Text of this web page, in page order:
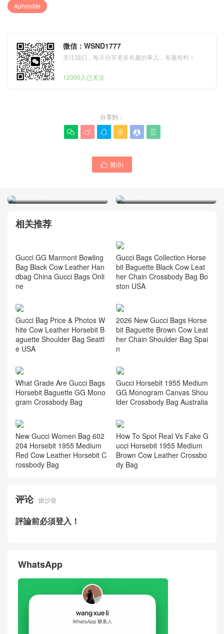
Aphrodite
微信：WSND1777
关注我们，每天分享更多有趣的事儿，有趣有料！
12000人已关注
分享到：
     
 贊(0)
GUCCI 白色Aphrodite系列
腋下包
相关推荐
Gucci GG Marmont Bowling
Bag Black Cow Leather Han
ne
Gucci Bags Collection Horse
bit Baguette Black Cow Leat
her Chain Crossbody Bag Bo
ston USA
Gucci Bag Price & Photos W
aguette Shoulder Bag Seattl
e USA
2026 New Gucci Bags Horse
her Chain Shoulder Bag Spai
n
What Grade Are Gucci Bags
Gucci Horsebit 1955 Medium
New Gucci Women Bag 602
204 Horsebit 1955 Medium
评论
評論前必須登入！